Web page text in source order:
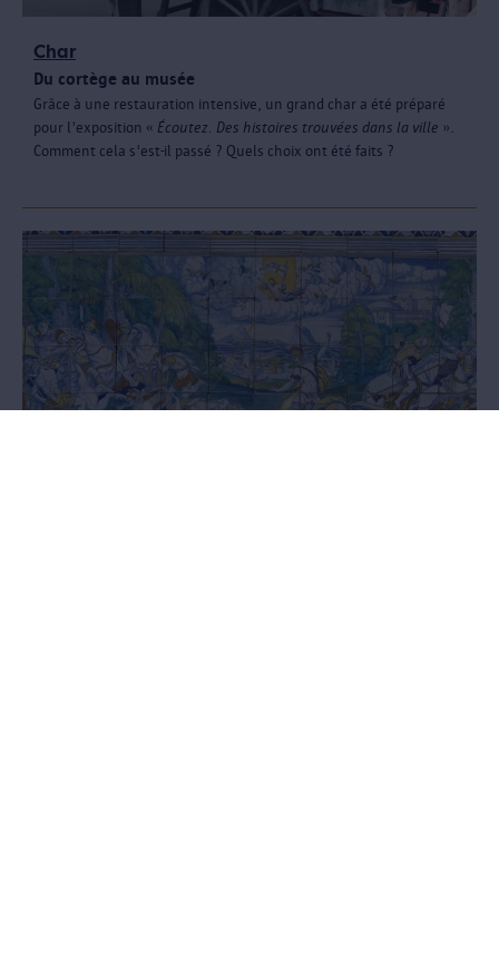
Char
Du cortège au musée
Grâce à une restauration intensive, un grand char a été préparé
pour l'exposition « Écoutez. Des histoires trouvées dans la ville ».
Comment cela s'est-il passé ? Quels choix ont été faits ?